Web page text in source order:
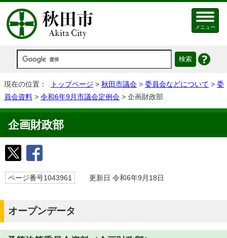
メニュー
現在の位置： トップページ > 秋田市議会 > 委員会などについて > 委
員会資料 > 令和6年9月市議会定例会 > 企画財政部
企画財政部
ページ番号1043961 更新日 令和6年9月18日
オープンデータ